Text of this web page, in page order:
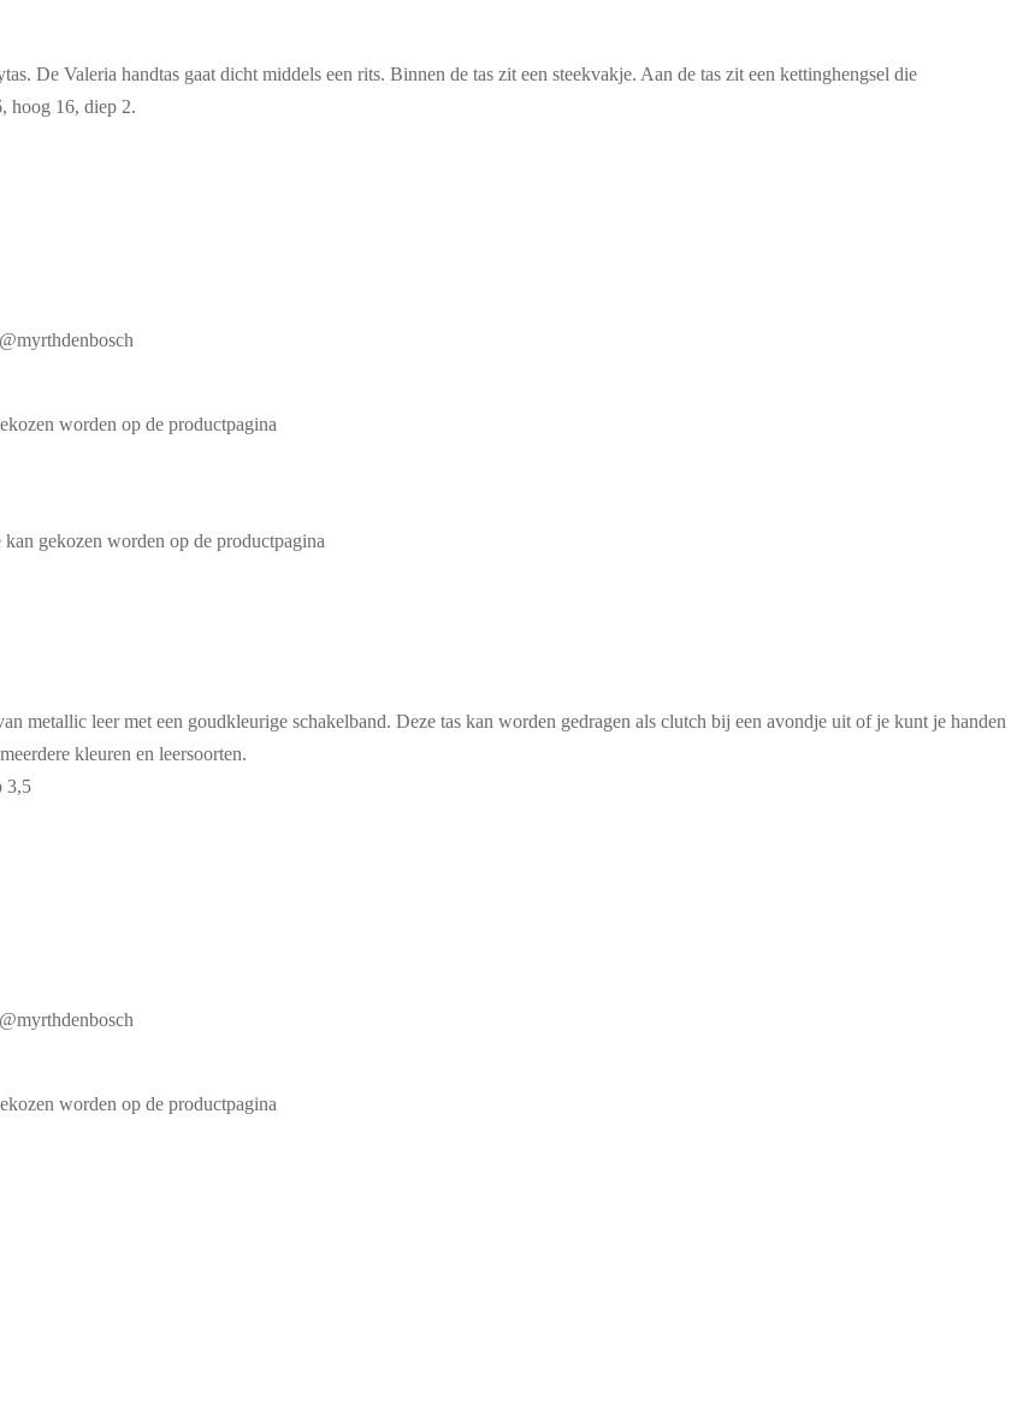
De Valeria handtas gaat dicht middels een rits. Binnen de tas zit een steekvakje. Aan de tas zit een kettinghengsel die
hoog 16, diep 2.
worden op de productpagina
gekozen worden op de productpagina
metallic leer met een goudkleurige schakelband. Deze tas kan worden gedragen als clutch bij een avondje uit of je kunt je handen
kleuren en leersoorten.
3,5
worden op de productpagina